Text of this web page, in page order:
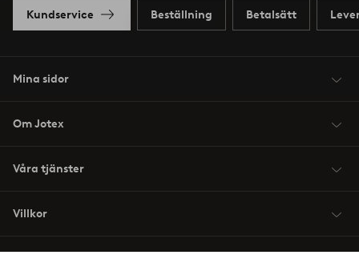
Kundservice Beställning Betalsätt
Mina sidor
Om Jotex
Våra tjänster
Villkor